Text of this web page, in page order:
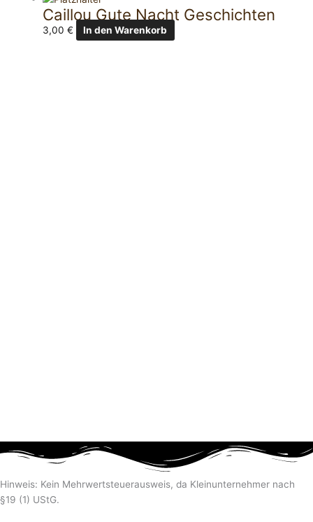
Caillou Gute Nacht Geschichten
3,00€ In den Warenkorb
Hinweis: Kein Mehrwertsteuerausweis, da Kleinunternehmer nach
§19 (1) UStG.